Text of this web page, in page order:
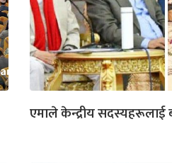
एमाले केन्द्रीय सदस्यहरूलाई